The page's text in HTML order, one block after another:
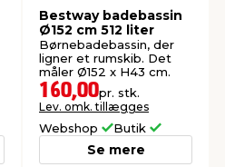
Bestway badebassin
Ø152 cm 512 liter
Børnebadebassin, der
ligner et rumskib. Det
måler Ø152 x H43 cm.
160,00pr. stk.
Lev. omk. tillægges
Webshop Butik
Se mere